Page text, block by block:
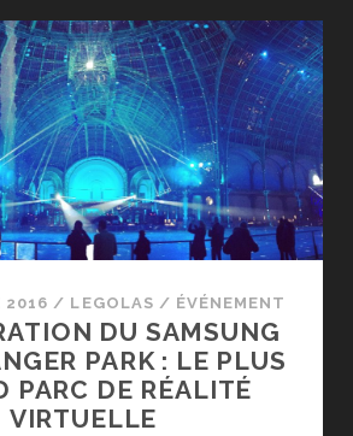
2016 / LEGOLAS / ÉVÉNEMENT
DU SAMSUNG
PARK : LE PLUS
PARC DE RÉALITÉ
VIRTUELLE